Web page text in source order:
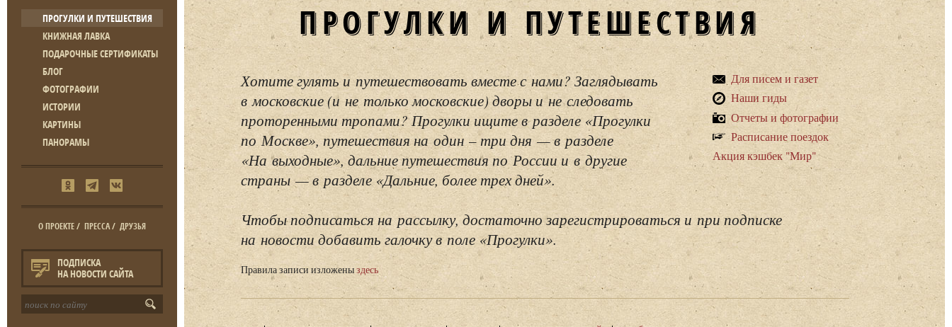
ПРОГУЛКИ И ПУТЕШЕСТВИЯ
КНИЖНАЯ ЛАВКА
ПОДАРОЧНЫЕ СЕРТИФИКАТЫ
БЛОГ
ФОТОГРАФИИ
ИСТОРИИ
КАРТИНЫ
ПАНОРАМЫ
О ПРОЕКТЕ/ ПРЕССА/ ДРУЗЬЯ
ПОДПИСКА
НА НОВОСТИ САЙТА
ПРОГУЛКИ И ПУТЕШЕСТВИЯ
Для писем и газет
Наши гиды
Отчеты и фотографии
Расписание поездок
Акция кэшбек "Мир"
Хотите гулять и путешествовать вместе с нами? Заглядывать
в московские (и не только московские) дворы и не следовать
проторенными тропами? Прогулки ищите в разделе «Прогулки
по Москве», путешествия на один – три дня — в разделе
«На выходные», дальние путешествия по России и в другие
страны — в разделе «Дальние, более трех дней».
Чтобы подписаться на рассылку, достаточно зарегистрироваться и при подписке
на новости добавить галочку в поле «Прогулки».
Правила записи изложеныздесь